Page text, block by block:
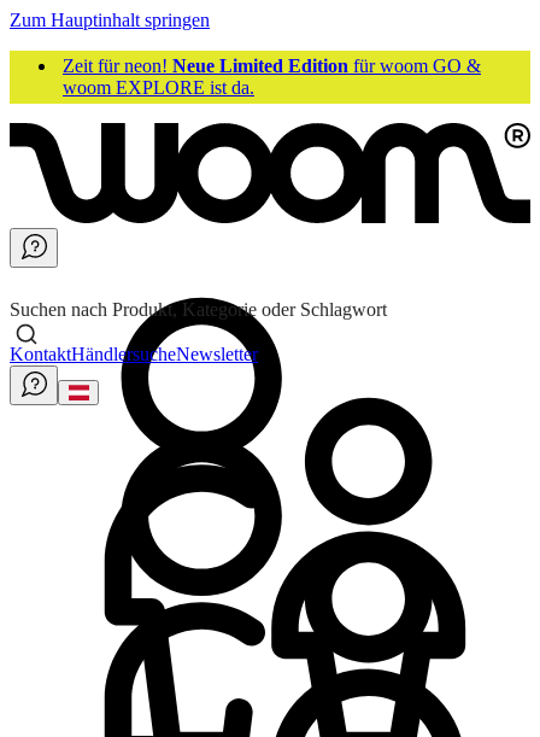
Zum Hauptinhalt springen
Zeit für neon! Neue Limited Edition für woom GO &
woom EXPLORE ist da.
Suchen nach Produkt, Kategorie oder Schlagwort
KontaktHändlersucheNewsletter